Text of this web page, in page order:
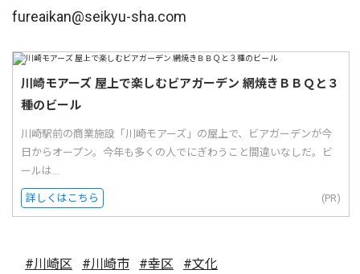
fureaikan@seikyu-sha.com
川崎モアーズ 屋上で楽しむビアガーデン 網焼きＢＢＱと３
種のビール
川崎駅前の商業施設「川崎モアーズ」の屋上で、ビアガーデンが今
日からオープン。今年も多くの人でにぎわうこと間違いなしだ。ビ
ールは...
詳しくはこちら (PR)
#川崎区 #川崎市 #幸区 #文化